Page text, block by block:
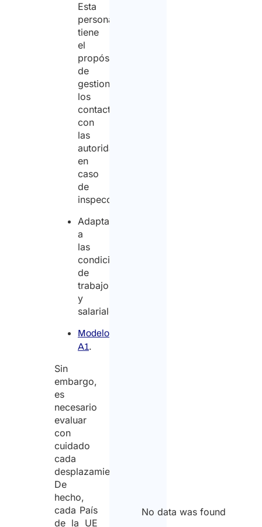
Esta
persona
tiene
el
propósito
de
gestionar
los
contactos
con
las
autoridades
en
caso
de
inspección;
Adaptación
a
las
condiciones
de
trabajo
y
salariales;
Modelo
A1.
Sin
embargo,
es
necesario
evaluar
con
cuidado
cada
desplazamiento.
De
hecho,
cada País
de la UE
No data was found